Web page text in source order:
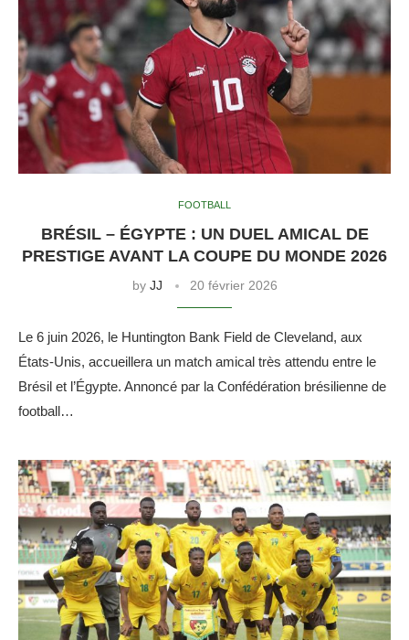
FOOTBALL
BRÉSIL – ÉGYPTE : UN DUEL AMICAL DE
PRESTIGE AVANT LA COUPE DU MONDE 2026
by JJ 20 février 2026
Le 6 juin 2026, le Huntington Bank Field de Cleveland, aux
États-Unis, accueillera un match amical très attendu entre le
Brésil et l’Égypte. Annoncé par la Confédération brésilienne de
football…